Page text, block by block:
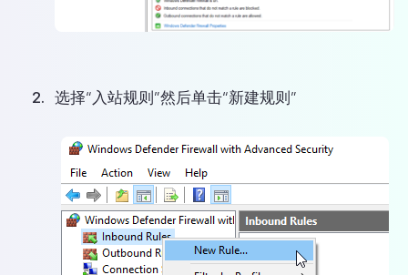
选择“入站规则”然后单击“新建规则”